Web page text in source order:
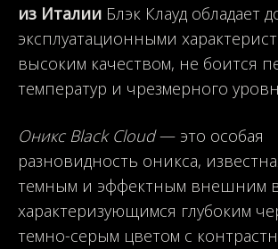
из Италии Блэк Клауд обладает
эксплуатационными
высоким качеством, не боится
температур и чрезмерного
Оникс Black Cloud— это особая
разновидность оникса,
темным и эффектным внешним
характеризующимся глубоким
темно-серым цветом с